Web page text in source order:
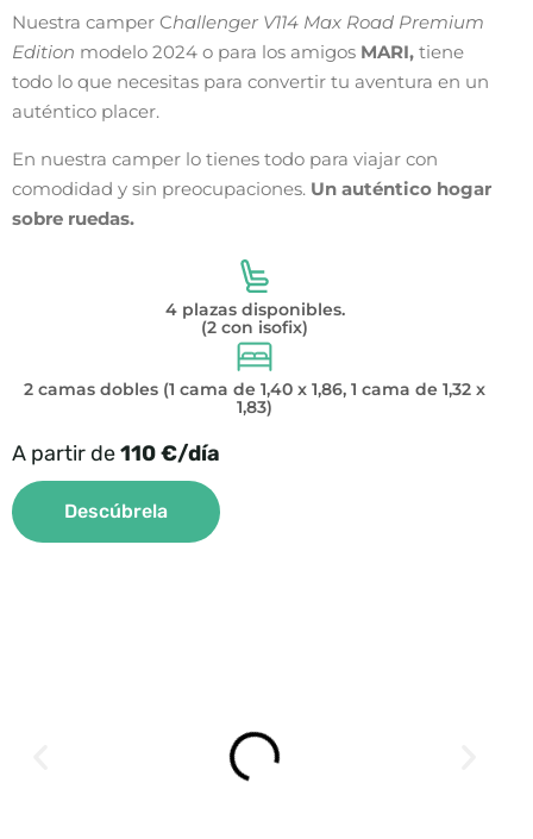
Nuestra camper Challenger V114 Max Road Premium
Edition modelo 2024 o para los amigos MARI, tiene
todo lo que necesitas para convertir tu aventura en un
auténtico placer.
En nuestra camper lo tienes todo para viajar con
comodidad y sin preocupaciones. Un auténtico hogar
sobre ruedas.
4 plazas disponibles.
(2 con isofix)
2 camas dobles (1 cama de 1,40 x 1,86, 1 cama de 1,32 x
1,83)
A partir de110 €/día
Descúbrela